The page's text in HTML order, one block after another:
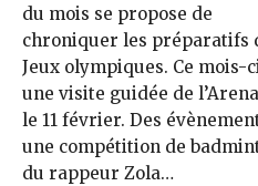
du mois se propose de
chroniquer les préparatifs
Jeux olympiques. Ce mois-
une visite guidée de
le 11 février. Des
une compétition de
du rappeur Zola…